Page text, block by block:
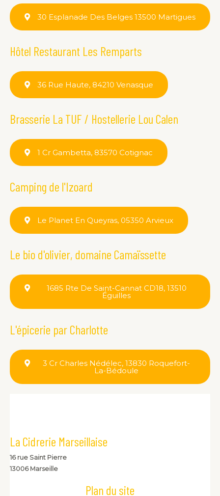
30 Esplanade Des Belges 13500 Martigues
Hôtel Restaurant Les Remparts
36 Rue Haute, 84210 Venasque
Brasserie La TUF / Hostellerie Lou Calen
1 Cr Gambetta, 83570 Cotignac
Camping de l'Izoard
Le Planet En Queyras, 05350 Arvieux
Le bio d'olivier, domaine Camaïssette
1685 Rte De Saint-Cannat CD18, 13510
Éguilles
L'épicerie par Charlotte
3 Cr Charles Nédélec, 13830 Roquefort-
La-Bédoule
La Cidrerie Marseillaise
16 rue Saint Pierre
13006 Marseille
Plan du site